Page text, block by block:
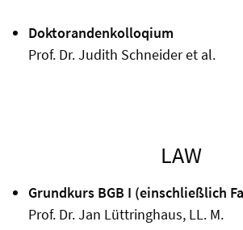
Doktorandenkolloqium
Prof. Dr. Judith Schneider et al.
LAW
Grundkurs BGB I (einschließlich
Prof. Dr. Jan Lüttringhaus, LL. M.